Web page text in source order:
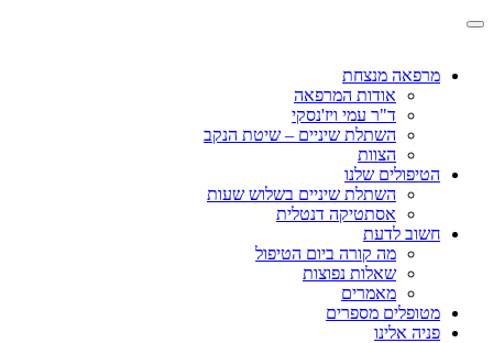
Skip
Toggle
מרפאה מנצחת
אודות המרפאה
ד"ר עמי ויז'נסקי
השתלת שיניים – שיטת הנקב
הצוות
הטיפולים שלנו
השתלת שיניים בשלוש שעות
אסתטיקה דנטלית
חשוב לדעת
מה קורה ביום הטיפול
שאלות נפוצות
מאמרים
מטופלים מספרים
פניה אלינו